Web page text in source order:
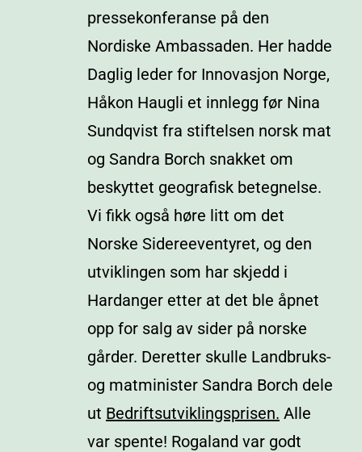
pressekonferanse på den
Nordiske Ambassaden. Her hadde
Daglig leder for Innovasjon Norge,
Håkon Haugli et innlegg før Nina
Sundqvist fra stiftelsen norsk mat
og Sandra Borch snakket om
beskyttet geografisk betegnelse.
Vi fikk også høre litt om det
Norske Sidereeventyret, og den
utviklingen som har skjedd i
Hardanger etter at det ble åpnet
opp for salg av sider på norske
gårder. Deretter skulle Landbruks-
og matminister Sandra Borch dele
ut Bedriftsutviklingsprisen. Alle
var spente! Rogaland var godt